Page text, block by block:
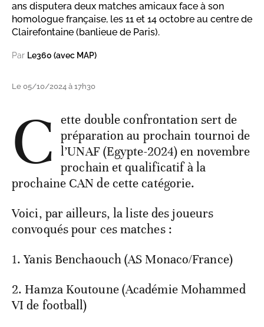
ans disputera deux matches amicaux face à son
homologue française, les 11 et 14 octobre au centre de
Clairefontaine (banlieue de Paris).
Par Le360 (avec MAP)
Le 05/10/2024 à 17h30
C ette double confrontation sert de
préparation au prochain tournoi de
l’UNAF (Egypte-2024) en novembre
prochain et qualificatif à la
prochaine CAN de cette catégorie.
Voici, par ailleurs, la liste des joueurs
convoqués pour ces matches :
1. Yanis Benchaouch (AS Monaco/France)
2. Hamza Koutoune (Académie Mohammed
VI de football)